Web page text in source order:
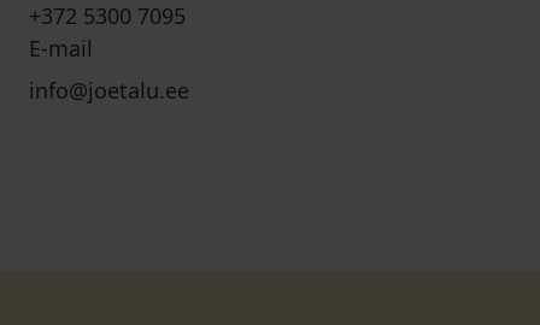
+372 5300 7095
E-mail
info@joetalu.ee